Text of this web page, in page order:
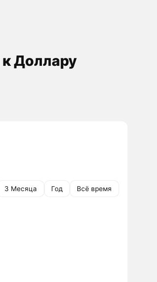
к Доллару
3 Месяца Год Всё время